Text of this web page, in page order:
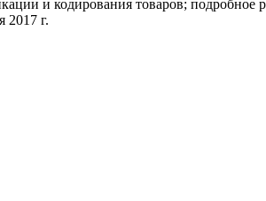
и кодирования товаров; подробное
2017 г.